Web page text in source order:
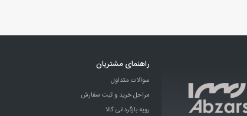
راهنمای مشتریان
سوالات متداول
مراحل خرید و ثبت سفارش
رویه بازگردانی کالا